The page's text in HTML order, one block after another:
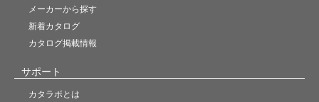
メーカーから探す
新着カタログ
カタログ掲載情報
サポート
カタラボとは